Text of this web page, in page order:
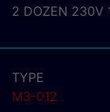
2 DOZEN 230V
TYPE
M3-012